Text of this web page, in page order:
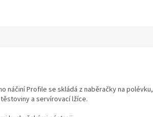
A
náčiní Profile se skládá z naběračky na polévku,
a servírovací lžíce.